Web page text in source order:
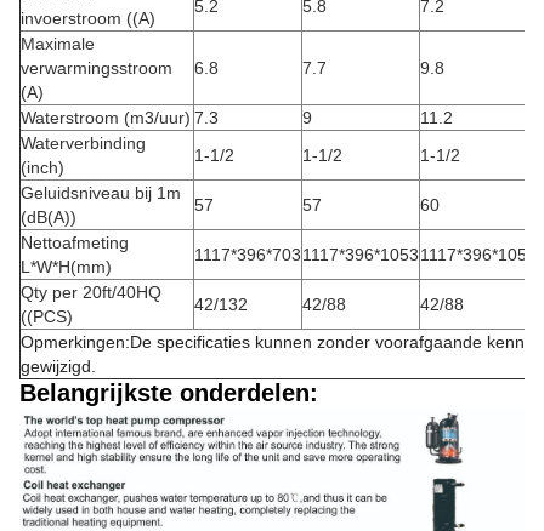
invoerstroom ((A)
5.2 5.8 7.2
Maximale
verwarmingsstroom
(A)
6.8 7.7 9.8
Waterstroom (m3/uur) 7.3 9 11.2
Waterverbinding
(inch)
1-1/2 1-1/2 1-1/2
Geluidsniveau bij 1m
(dB(A))
57 57 60
Nettoafmeting
L*W*H(mm)
1117*396*7031117*396*10531117*396*1053
Qty per 20ft/40HQ
((PCS)
42/132 42/88 42/88
Opmerkingen:De specificaties kunnen zonder voorafgaande
gewijzigd.
Belangrijkste onderdelen: